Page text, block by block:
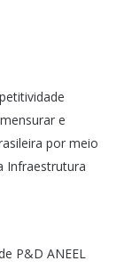
e
por meio
Infraestrutura
P&D ANEEL